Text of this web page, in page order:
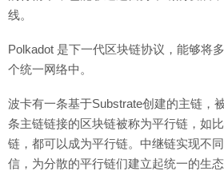
线。
Polkadot 是下一代区块链协议，能够将
个统一网络中。
波卡有一条基于Substrate创建的主链，
条主链链接的区块链被称为平行链，如
链，都可以成为平行链。中继链实现不
信，为分散的平行链们建立起统一的生态